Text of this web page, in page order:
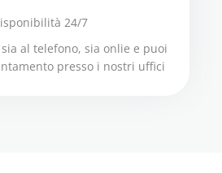
24/7
al telefono, sia onlie e puoi
presso i nostri uffici